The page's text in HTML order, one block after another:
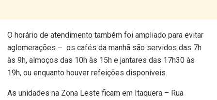
O horário de atendimento também foi ampliado para evitar
aglomerações – os cafés da manhã são servidos das 7h
às 9h, almoços das 10h às 15h e jantares das 17h30 às
19h, ou enquanto houver refeições disponíveis.
As unidades na Zona Leste ficam em Itaquera – Rua